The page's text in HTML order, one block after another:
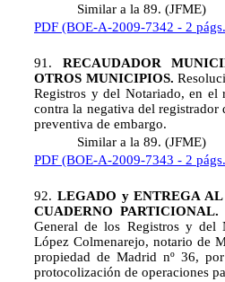
Similar a la 89. (JFME)
PDF (BOE-A-2009-7342 - 2
91. RECAUDADOR
OTROS MUNICIPIOS.
Registros y del Notariado, en el
contra la negativa del registrador
preventiva de embargo.
Similar a la 89. (JFME)
PDF (BOE-A-2009-7343 - 2
92. LEGADO y ENTREGA
CUADERNO PARTICIONAL.
General de los Registros y del
López Colmenarejo, notario de
propiedad de Madrid nº 36,
protocolización de operaciones